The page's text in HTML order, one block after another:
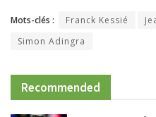
Mots-clés : Franck Kessié
Simon Adingra
Recommended